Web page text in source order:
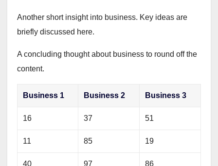
Another short insight into business. Key ideas are
briefly discussed here.
A concluding thought about business to round off the
content.
Business 1 Business 2 Business 3
16 37 51
11 85 19
40 97 86